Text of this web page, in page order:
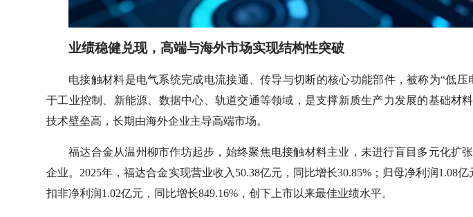
业绩稳健兑现，高端与海外市场实现结构性突破
电接触材料是电气系统完成电流接通、传导与切断的核心功能部件，被称为“低压
于工业控制、新能源、数据中心、轨道交通等领域，是支撑新质生产力发展的基础材
技术壁垒高，长期由海外企业主导高端市场。
福达合金从温州柳市作坊起步，始终聚焦电接触材料主业，未进行盲目多元化扩
企业。2025年，福达合金实现营业收入50.38亿元，同比增长30.85%；归母净利润1.08亿
扣非净利润1.02亿元，同比增长849.16%，创下上市以来最佳业绩水平。